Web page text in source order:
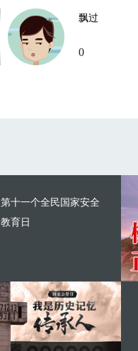
飘过
0
第十一个全民国家安全
教育日